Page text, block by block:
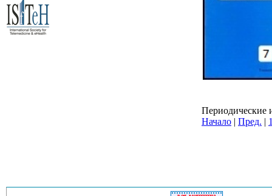
Периодические
Начало | Пред. |